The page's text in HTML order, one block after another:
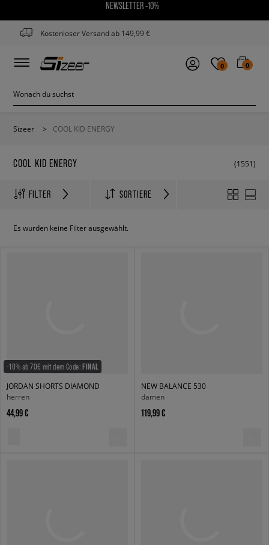
NEWSLETTER -10%
Kostenloser Versand ab 149,99 €
0 0
Sizeer > COOL KID ENERGY
COOL KID ENERGY (1551)
FILTER SORTIERE
Es wurden keine Filter ausgewählt.
-10% ab 70€ mit dem Code:FINAL
JORDAN SHORTS DIAMOND
herren
44,99 €
NEW BALANCE 530
damen
119,99 €